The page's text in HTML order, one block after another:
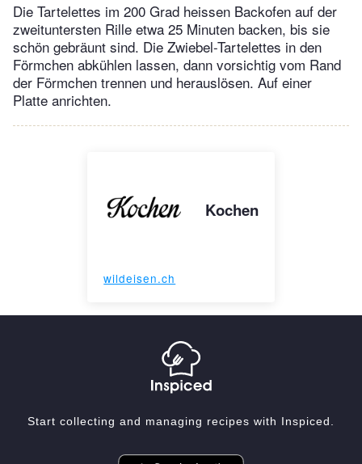
Die Tartelettes im 200 Grad heissen Backofen auf der
zweituntersten Rille etwa 25 Minuten backen, bis sie
schön gebräunt sind. Die Zwiebel-Tartelettes in den
Förmchen abkühlen lassen, dann vorsichtig vom Rand
der Förmchen trennen und herauslösen. Auf einer
Platte anrichten.
Kochen
wildeisen.ch
Start collecting and managing recipes with Inspiced.